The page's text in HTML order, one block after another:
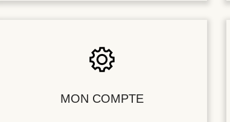
MON COMPTE